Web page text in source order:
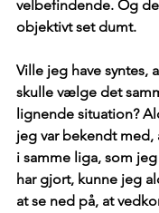
velbefindende. Og
objektivt set dumt.
Ville jeg have syntes,
skulle vælge det
lignende situation?
jeg var bekendt med,
i samme liga, som
har gjort, kunne jeg
at se ned på, at